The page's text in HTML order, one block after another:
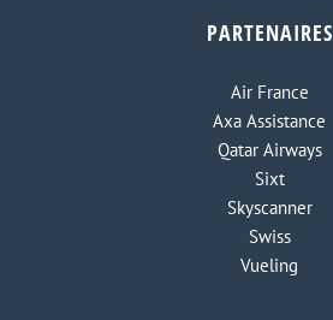
PARTENAIRES
Air France
Axa Assistance
Qatar Airways
Sixt
Skyscanner
Swiss
Vueling